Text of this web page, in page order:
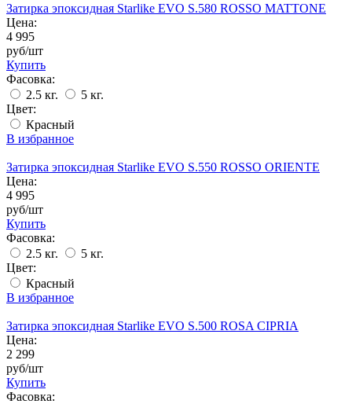
Затирка эпоксидная Starlike EVO S.580 ROSSO MATTONE
Цена:
4 995
руб/шт
Купить
Фасовка:
2.5 кг.
5 кг.
Цвет:
Красный
В избранное
Затирка эпоксидная Starlike EVO S.550 ROSSO ORIENTE
Цена:
4 995
руб/шт
Купить
Фасовка:
2.5 кг.
5 кг.
Цвет:
Красный
В избранное
Затирка эпоксидная Starlike EVO S.500 ROSA CIPRIA
Цена:
2 299
руб/шт
Купить
Фасовка: